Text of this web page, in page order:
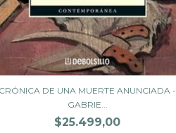
CRÓNICA DE UNA MUERTE ANUNCIADA -
GABRIE...
$25.499,00